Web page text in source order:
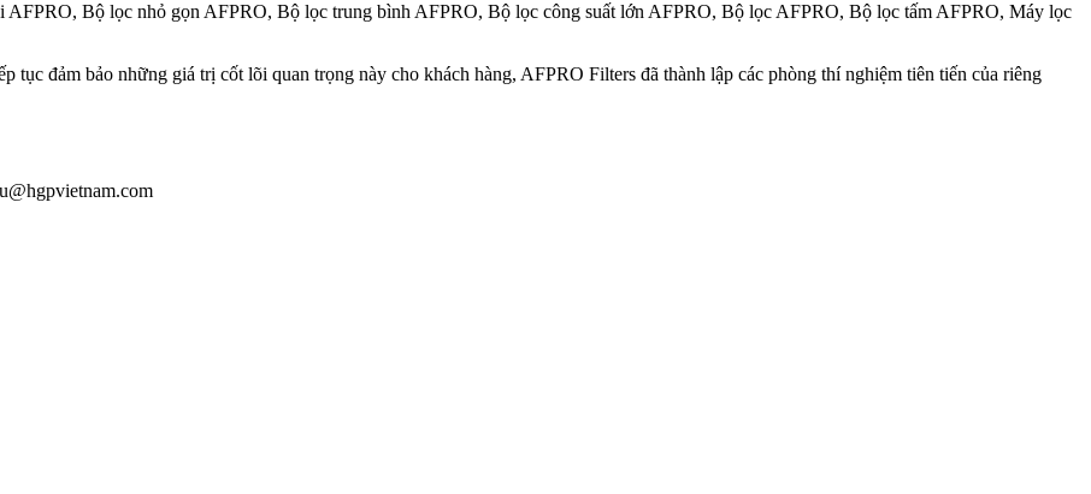
Bộ lọc nhỏ gọn AFPRO, Bộ lọc trung bình AFPRO, Bộ lọc công suất lớn AFPRO, Bộ lọc AFPRO, Bộ lọc tấm AFPRO, Máy lọc
đảm bảo những giá trị cốt lõi quan trọng này cho khách hàng, AFPRO Filters đã thành lập các phòng thí nghiệm tiên tiến của riêng